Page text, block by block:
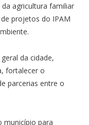
agricultura familiar
projetos do IPAM
da cidade,
fortalecer o
parcerias entre o
município para